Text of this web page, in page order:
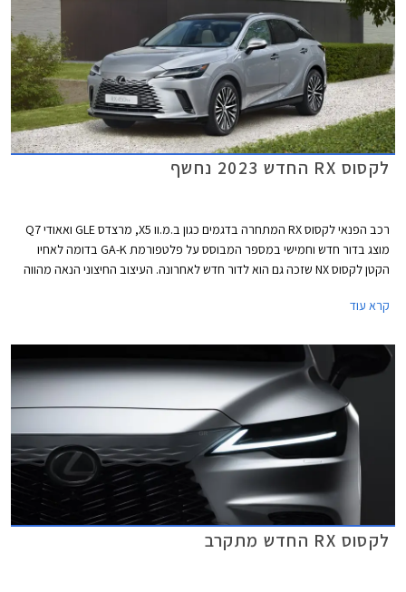
לקסוס RX החדש 2023 נחשף
רכב הפנאי לקסוס RX המתחרה בדגמים כגון ב.מ.וו X5, מרצדס GLE ואאודי Q7
מוצג בדור חדש וחמישי במספר המבוסס על פלטפורמת GA-K בדומה לאחיו
הקטן לקסוס NX שזכה גם הוא לדור חדש לאחרונה. העיצוב החיצוני הנאה מהווה
קרא עוד
לקסוס RX החדש מתקרב